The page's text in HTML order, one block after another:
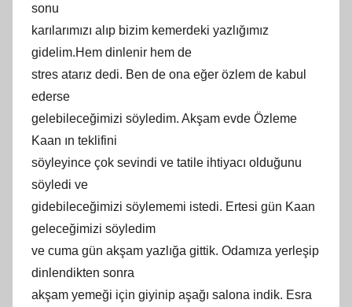
sonu
karılarımızı alıp bizim kemerdeki yazlığımız
gidelim.Hem dinlenir hem de
stres atarız dedi. Ben de ona eğer özlem de kabul
ederse
gelebileceğimizi söyledim. Akşam evde Özleme
Kaan ın teklifini
söyleyince çok sevindi ve tatile ihtiyacı olduğunu
söyledi ve
gidebileceğimizi söylememi istedi. Ertesi gün Kaan
geleceğimizi söyledim
ve cuma gün akşam yazlığa gittik. Odamıza yerleşip
dinlendikten sonra
akşam yemeği için giyinip aşağı salona indik. Esra